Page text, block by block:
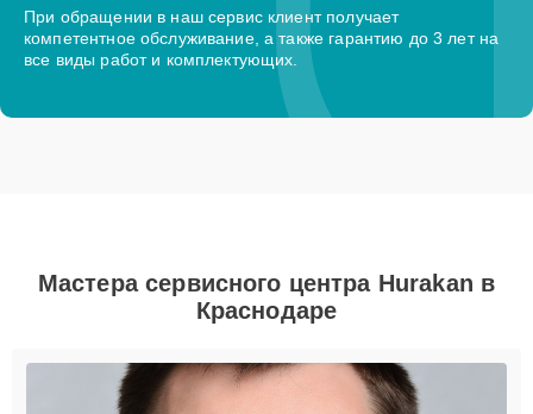
При обращении в наш сервис клиент получает
компетентное обслуживание, а также гарантию до 3 лет на
все виды работ и комплектующих.
Мастера сервисного центра Hurakan в
Краснодаре